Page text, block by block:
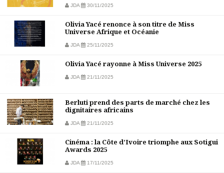
JDA 30/11/2025
Olivia Yacé renonce à son titre de Miss
Universe Afrique et Océanie
JDA 25/11/2025
Olivia Yacé rayonne à Miss Universe 2025
JDA 21/11/2025
Berluti prend des parts de marché chez les
dignitaires africains
JDA 21/11/2025
Cinéma : la Côte d’Ivoire triomphe aux Sotigui
Awards 2025
JDA 17/11/2025